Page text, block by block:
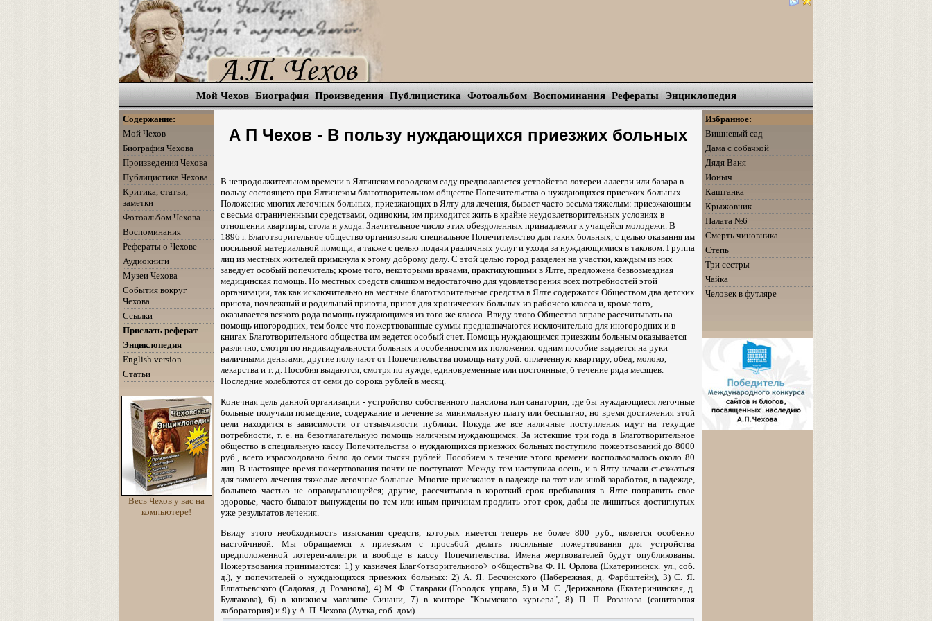
Мой Чехов Биография Произведения Публицистика Фотоальбом Воспоминания Рефераты Энциклопедия
Содержание:
Мой Чехов
Биография Чехова
Произведения Чехова
Публицистика Чехова
Критика, статьи,
заметки
Фотоальбом Чехова
Воспоминания
Рефераты о Чехове
Аудиокниги
Музеи Чехова
События вокруг
Чехова
Ссылки
Прислать реферат
Энциклопедия
English version
Статьи
Весь Чехов у вас на
компьютере!
А П Чехов - В пользу нуждающихся приезжих больных
В непродолжительном времени в Ялтинском городском саду предполагается устройство лотереи-аллегри или базара в
пользу состоящего при Ялтинском благотворительном обществе Попечительства о нуждающихся приезжих больных.
Положение многих легочных больных, приезжающих в Ялту для лечения, бывает часто весьма тяжелым: приезжающим
с весьма ограниченными средствами, одиноким, им приходится жить в крайне неудовлетворительных условиях в
отношении квартиры, стола и ухода. Значительное число этих обездоленных принадлежит к учащейся молодежи. В
1896 г. Благотворительное общество организовало специальное Попечительство для таких больных, с целью оказания им
посильной материальной помощи, а также с целью подачи различных услуг и ухода за нуждающимися в таковом. Группа
лиц из местных жителей примкнула к этому доброму делу. С этой целью город разделен на участки, каждым из них
заведует особый попечитель; кроме того, некоторыми врачами, практикующими в Ялте, предложена безвозмездная
медицинская помощь. Но местных средств слишком недостаточно для удовлетворения всех потребностей этой
организации, так как исключительно на местные благотворительные средства в Ялте содержатся Обществом два детских
приюта, ночлежный и родильный приюты, приют для хронических больных из рабочего класса и, кроме того,
оказывается всякого рода помощь нуждающимся из того же класса. Ввиду этого Общество вправе рассчитывать на
помощь иногородних, тем более что пожертвованные суммы предназначаются исключительно для иногородних и в
книгах Благотворительного общества им ведется особый счет. Помощь нуждающимся приезжим больным оказывается
различно, смотря по индивидуальности больных и особенностям их положения: одним пособие выдается на руки
наличными деньгами, другие получают от Попечительства помощь натурой: оплаченную квартиру, обед, молоко,
лекарства и т. д. Пособия выдаются, смотря по нужде, единовременные или постоянные, б течение ряда месяцев.
Последние колеблются от семи до сорока рублей в месяц.
Конечная цель данной организации - устройство собственного пансиона или санатории, где бы нуждающиеся легочные
больные получали помещение, содержание и лечение за минимальную плату или бесплатно, но время достижения этой
цели находится в зависимости от отзывчивости публики. Покуда же все наличные поступления идут на текущие
потребности, т. е. на безотлагательную помощь наличным нуждающимся. За истекшие три года в Благотворительное
общество в специальную кассу Попечительства о нуждающихся приезжих больных поступило пожертвований до 8000
руб., всего израсходовано было до семи тысяч рублей. Пособием в течение этого времени воспользовалось около 80
лиц. В настоящее время пожертвования почти не поступают. Между тем наступила осень, и в Ялту начали съезжаться
для зимнего лечения тяжелые легочные больные. Многие приезжают в надежде на тот или иной заработок, в надежде,
большею частью не оправдывающейся; другие, рассчитывая в короткий срок пребывания в Ялте поправить свое
здоровье, часто бывают вынуждены по тем или иным причинам продлить этот срок, дабы не лишиться достигнутых
уже результатов лечения.
Ввиду этого необходимость изыскания средств, которых имеется теперь не более 800 руб., является особенно
настойчивой. Мы обращаемся к приезжим с просьбой делать посильные пожертвования для устройства
предположенной лотереи-аллегри и вообще в кассу Попечительства. Имена жертвователей будут опубликованы.
Пожертвования принимаются: 1) у казначея Благ<отворительного> о<бществ>ва Ф. П. Орлова (Екатерининск. ул., соб.
д.), у попечителей о нуждающихся приезжих больных: 2) А. Я. Бесчинского (Набережная, д. Фарбштейн), 3) С. Я.
Елпатьевского (Садовая, д. Розанова), 4) М. Ф. Ставраки (Городск. управа, 5) и М. С. Дерижанова (Екатерининская, д.
Булгакова), 6) в книжном магазине Синани, 7) в конторе "Крымского курьера", 8) П. П. Розанова (санитарная
лаборатория) и 9) у А. П. Чехова (Аутка, соб. дом).
Избранное:
Вишневый сад
Дама с собачкой
Дядя Ваня
Ионыч
Каштанка
Крыжовник
Палата №6
Смерть чиновника
Степь
Три сестры
Чайка
Человек в футляре